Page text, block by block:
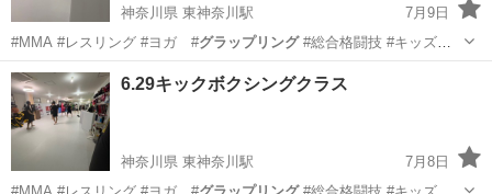
神奈川県 東神奈川駅
7月9日
#MMA #レスリング #ヨガ #グラップリング#総合格闘技 #キッズレ
スリン…
神奈川 横浜市 東神奈川駅 空手/他格闘技
6.29キックボクシングクラス
神奈川県 東神奈川駅
7月8日